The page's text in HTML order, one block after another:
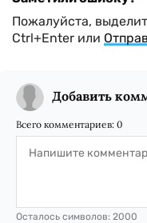
Пожалуйста,
Ctrl+Enter или
Добавить
Всего комментариев: 0
Осталось символов: 2000